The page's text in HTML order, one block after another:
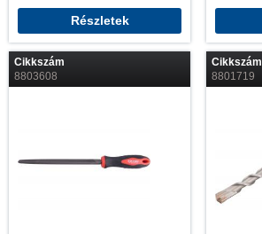
Részletek
Cikkszám
8803608
Cikkszám
8801719